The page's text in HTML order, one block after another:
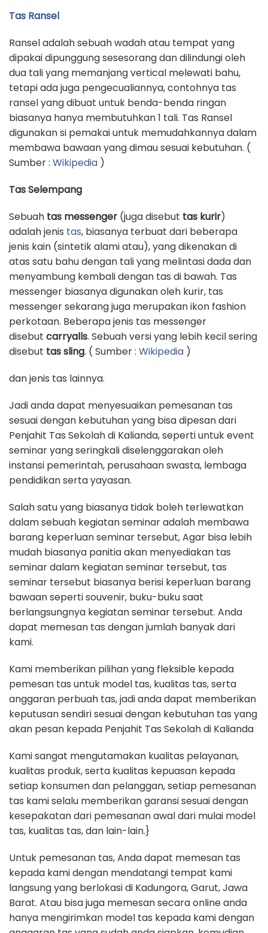
Tas Ransel
Ransel adalah sebuah wadah atau tempat yang
dipakai dipunggung sesesorang dan dilindungi oleh
dua tali yang memanjang vertical melewati bahu,
tetapi ada juga pengecualiannya, contohnya tas
ransel yang dibuat untuk benda-benda ringan
biasanya hanya membutuhkan 1 tali. Tas Ransel
digunakan si pemakai untuk memudahkannya dalam
membawa bawaan yang dimau sesuai kebutuhan. (
Sumber : Wikipedia )
Tas Selempang
Sebuah tas messenger (juga disebut tas kurir)
adalah jenis tas, biasanya terbuat dari beberapa
jenis kain (sintetik alami atau), yang dikenakan di
atas satu bahu dengan tali yang melintasi dada dan
menyambung kembali dengan tas di bawah. Tas
messenger biasanya digunakan oleh kurir, tas
messenger sekarang juga merupakan ikon fashion
perkotaan. Beberapa jenis tas messenger
disebut carryalls. Sebuah versi yang lebih kecil sering
disebut tas sling. ( Sumber : Wikipedia )
dan jenis tas lainnya.
Jadi anda dapat menyesuaikan pemesanan tas
sesuai dengan kebutuhan yang bisa dipesan dari
Penjahit Tas Sekolah di Kalianda, seperti untuk event
seminar yang seringkali diselenggarakan oleh
instansi pemerintah, perusahaan swasta, lembaga
pendidikan serta yayasan.
Salah satu yang biasanya tidak boleh terlewatkan
dalam sebuah kegiatan seminar adalah membawa
barang keperluan seminar tersebut, Agar bisa lebih
mudah biasanya panitia akan menyediakan tas
seminar dalam kegiatan seminar tersebut, tas
seminar tersebut biasanya berisi keperluan barang
bawaan seperti souvenir, buku-buku saat
berlangsungnya kegiatan seminar tersebut. Anda
dapat memesan tas dengan jumlah banyak dari
kami.
Kami memberikan pilihan yang fleksible kepada
pemesan tas untuk model tas, kualitas tas, serta
anggaran perbuah tas, jadi anda dapat memberikan
keputusan sendiri sesuai dengan kebutuhan tas yang
akan pesan kepada Penjahit Tas Sekolah di Kalianda
Kami sangat mengutamakan kualitas pelayanan,
kualitas produk, serta kualitas kepuasan kepada
setiap konsumen dan pelanggan, setiap pemesanan
tas kami selalu memberikan garansi sesuai dengan
kesepakatan dari pemesanan awal dari mulai model
tas, kualitas tas, dan lain-lain.}
Untuk pemesanan tas, Anda dapat memesan tas
kepada kami dengan mendatangi tempat kami
langsung yang berlokasi di Kadungora, Garut, Jawa
Barat. Atau bisa juga memesan secara online anda
hanya mengirimkan model tas kepada kami dengan